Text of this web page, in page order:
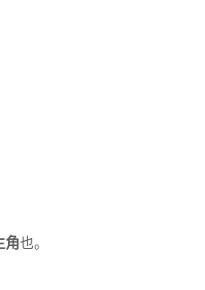
角也。